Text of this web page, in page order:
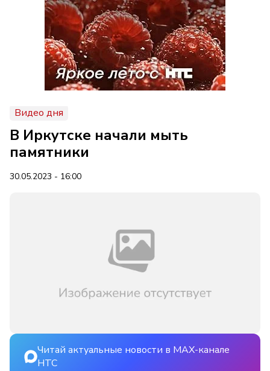
Видео дня
В Иркутске начали мыть
памятники
30.05.2023 - 16:00
Читай актуальные новости в MAX-канале
НТС